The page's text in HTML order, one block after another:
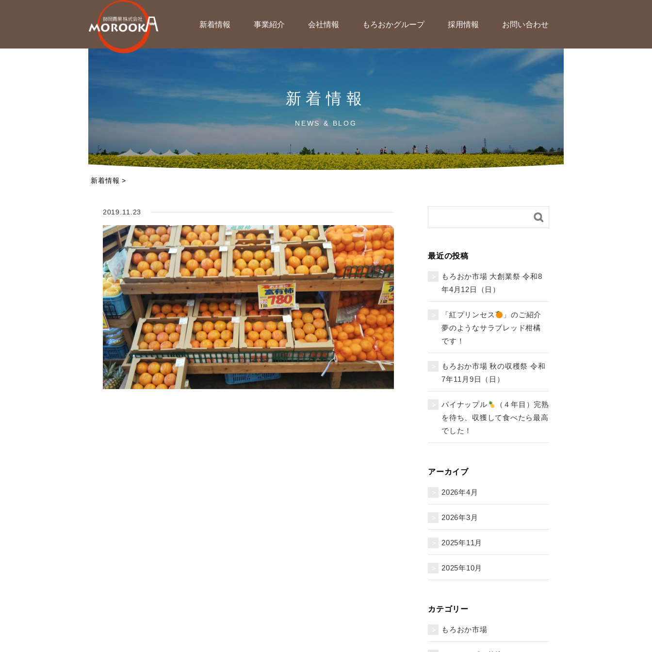
新着情報 事業紹介 会社情報 もろおかグループ 採用情報 お問い合わせ
新着情報
NEWS & BLOG
新着情報 >
2019.11.23
最近の投稿
もろおか市場 大創業祭 令和8
年4月12日（日）
「紅プリンセス
」のご紹介
夢のようなサラブレッド柑橘
です！
もろおか市場 秋の収穫祭 令和
7年11月9日（日）
パイナップル
（４年目）完熟
を待ち、収獲して食べたら最高
でした！
アーカイブ
2026年4月
2026年3月
2025年11月
2025年10月
カテゴリー
もろおか市場